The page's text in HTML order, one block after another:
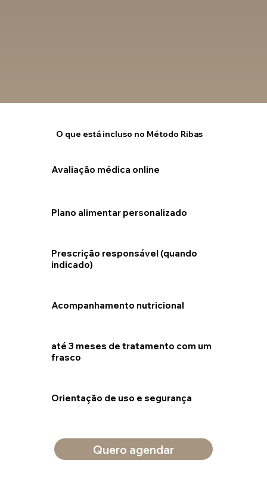
O que está incluso no Método Ribas
Avaliação médica online
Plano alimentar personalizado
Prescrição responsável (quando
indicado)
Acompanhamento nutricional
até 3 meses de tratamento com um
frasco
Orientação de uso e segurança
Quero agendar